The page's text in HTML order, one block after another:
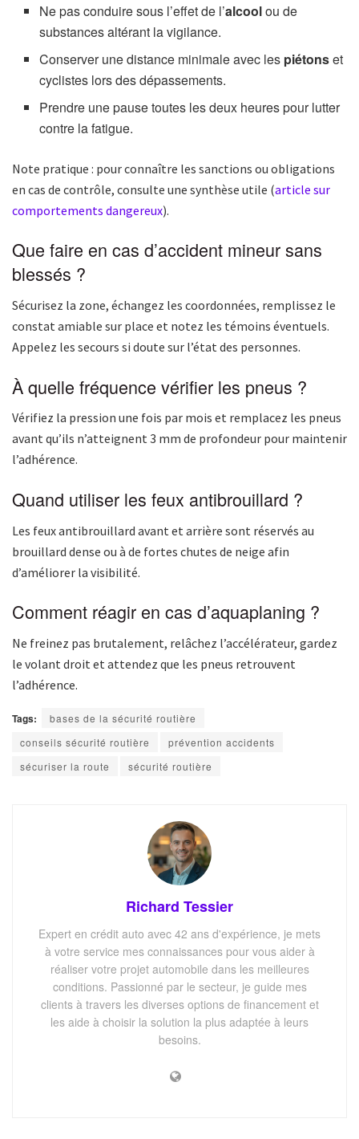
Ne pas conduire sous l’effet de l’alcoolou de
substances altérant la vigilance.
Conserver une distance minimale avec les piétonset
cyclistes lors des dépassements.
Prendre une pause toutes les deux heures pour lutter
contre la fatigue.
Note pratique : pour connaître les sanctions ou obligations
en cas de contrôle, consulte une synthèse utile (article sur
comportements dangereux).
Que faire en cas d’accident mineur sans
blessés ?
Sécurisez la zone, échangez les coordonnées, remplissez le
constat amiable sur place et notez les témoins éventuels.
Appelez les secours si doute sur l’état des personnes.
À quelle fréquence vérifier les pneus ?
Vérifiez la pression une fois par mois et remplacez les pneus
avant qu’ils n’atteignent 3 mm de profondeur pour maintenir
l’adhérence.
Quand utiliser les feux antibrouillard ?
Les feux antibrouillard avant et arrière sont réservés au
brouillard dense ou à de fortes chutes de neige afin
d’améliorer la visibilité.
Comment réagir en cas d’aquaplaning ?
Ne freinez pas brutalement, relâchez l’accélérateur, gardez
le volant droit et attendez que les pneus retrouvent
l’adhérence.
Tags:
bases de la sécurité routière
conseils sécurité routière
prévention accidents
sécuriser la route
sécurité routière
Richard Tessier
Expert en crédit auto avec 42 ans d'expérience, je mets
à votre service mes connaissances pour vous aider à
réaliser votre projet automobile dans les meilleures
conditions. Passionné par le secteur, je guide mes
clients à travers les diverses options de financement et
les aide à choisir la solution la plus adaptée à leurs
besoins.